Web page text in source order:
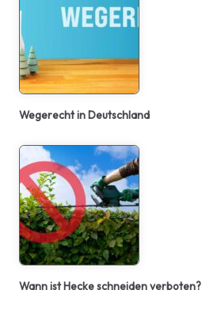
Wegerecht in Deutschland
Wann ist Hecke schneiden verboten?